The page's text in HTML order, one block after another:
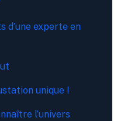
d’une experte en
unique !
l’univers